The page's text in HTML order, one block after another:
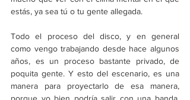
estás, ya sea tú o tu gente allegada.
Todo el proceso del disco, y en general
como vengo trabajando desde hace algunos
años, es un proceso bastante privado, de
poquita gente. Y esto del escenario, es una
manera para proyectarlo de esa manera,